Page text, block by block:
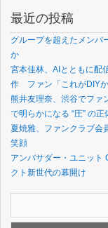
最近の投稿
グループを超えたメン
か
宮本佳林、AIとともに配
作 ファン「これがDIY
熊井友理奈、渋谷でフ
で明らかになる “圧” の正
夏焼雅、ファンクラブ会
笑顔
アンバサダー・ユニット
クト新世代の幕開け